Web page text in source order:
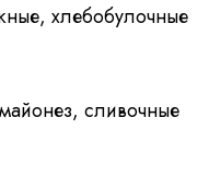
хлебобулочные
сливочные